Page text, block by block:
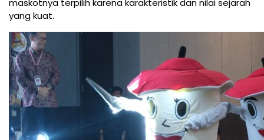
maskotnya terpilih karena karakteristik dan nilai sejarah
yang kuat.